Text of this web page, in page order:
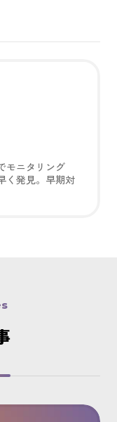
モニタリング
く発見。早期対